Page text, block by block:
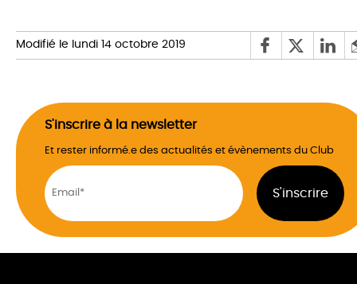
Modifié le lundi 14 octobre 2019
S'inscrire à la newsletter
Et rester informé.e des actualités et évènements du Club